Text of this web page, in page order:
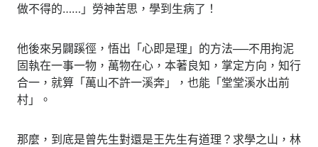
做不得的……」勞神苦思，學到生病了！
他後來另闢蹊徑，悟出「心即是理」的方法──不用拘泥
固執在一事一物，萬物在心，本著良知，掌定方向，知行
合一，就算「萬山不許一溪奔」，也能「堂堂溪水出前
村」。
那麼，到底是曾先生對還是王先生有道理？求學之山，林